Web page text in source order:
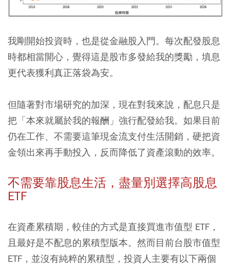
我剛開始投資時，也是從金融股入門。每次配發股息
時都相當開心，覺得這是股市多發給我的獎勵，填息
更代表獲利真正落袋為安。
但隨著對市場研究的加深，現在對我來說，配息只是
把「本來就屬於我的報酬」強行配發給我。如果目前
仍在工作、不需要這筆現金流支付生活開銷，硬把資
金領出來再手動投入，反而降低了資產滾動的效率。
不需要靠股息生活，盡量別選擇高股息
ETF
在資產累積期，較佳的方式是直接買進市值型 ETF，
且最好是不配息的累積型版本。然而目前台股市值型
ETF，並沒有純粹的累積型，投資人主要有以下兩個